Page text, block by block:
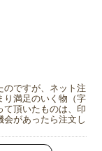
のですが、ネット注
り満足のいく物（字
て頂いたものは、印
があったら注文し